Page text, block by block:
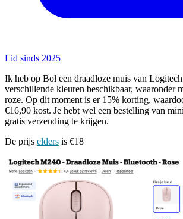
Lid sinds 2025
Ik heb op Bol een draadloze muis van
verschillende kleuren beschikbaar, waaronder
roze. Op dit moment is er 15% korting,
€16,90 kost. Je hebt wel een bestelling van
gratis verzending te krijgen.
De prijs elders is €18